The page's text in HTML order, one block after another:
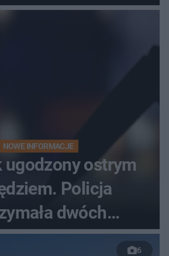
bezradne
NOWE INFORMACJE
ugodzony ostrym
Policja
dwóch
6